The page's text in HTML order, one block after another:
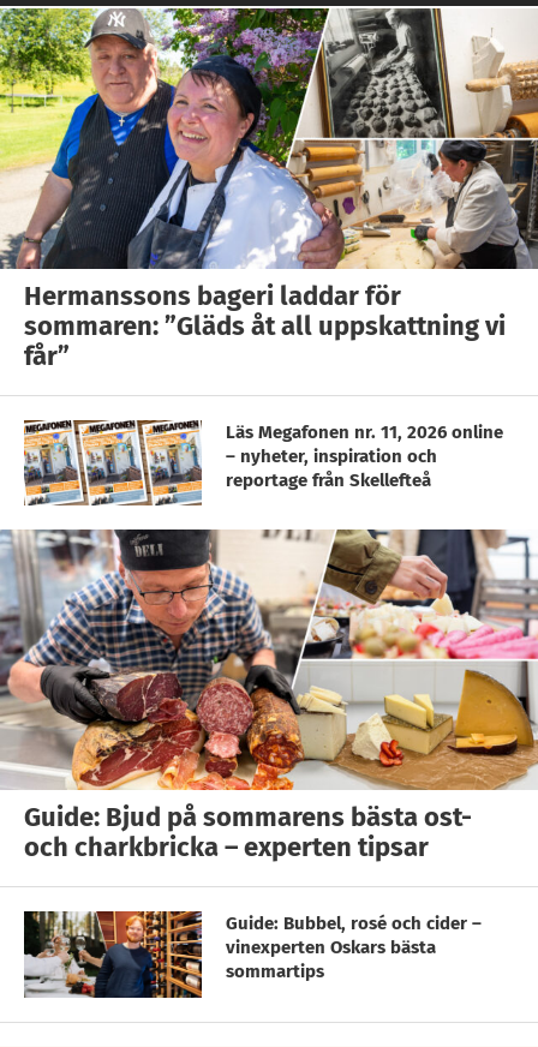
Hermanssons bageri laddar för
sommaren: ”Gläds åt all uppskattning vi
får”
Läs Megafonen nr. 11, 2026 online
– nyheter, inspiration och
reportage från Skellefteå
Guide: Bjud på sommarens bästa ost-
och charkbricka – experten tipsar
Guide: Bubbel, rosé och cider –
vinexperten Oskars bästa
sommartips